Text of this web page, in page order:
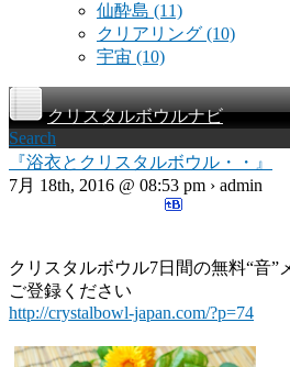
仙酔島 (11)
クリアリング (10)
宇宙 (10)
クリスタルボウルナビ
Search
『浴衣とクリスタルボウル・・』
7月 18th, 2016 @ 08:53 pm › admin
クリスタルボウル7日間の無料“音”
ご登録ください
http://crystalbowl-japan.com/?p=74